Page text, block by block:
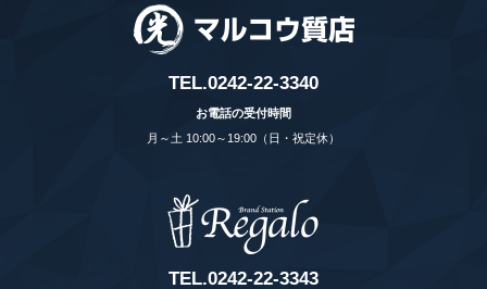
TEL.0242-22-3340
お電話の受付時間
月～土 10:00～19:00（日・祝定休）
TEL.0242-22-3343